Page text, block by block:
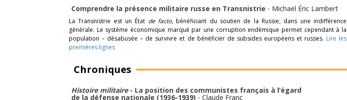
Comprendre la présence militaire russe en Transnistrie - Michael Éric Lambert
La Transnistrie est un État de facto, bénéficiant du soutien de la Russie, dans une indifférence
générale. Le système économique marqué par une corruption endémique permet cependant à la
population – désabusée – de survivre et de bénéficier de subsides européens et russes. Lire les
premières lignes
Chroniques
Histoire militaire - La position des communistes français à l’égard
de la défense nationale (1936-1939) - Claude Franc